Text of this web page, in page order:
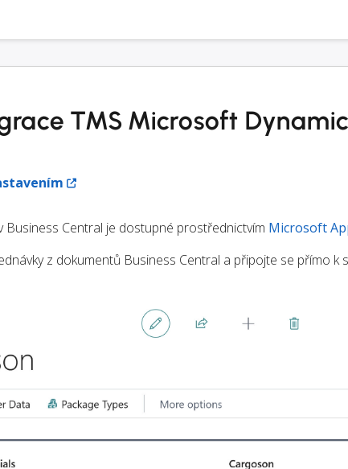
TMS Microsoft
Business Central je dostupné prostřednictvím Microsoft
z dokumentů Business Central a připojte se přímo k